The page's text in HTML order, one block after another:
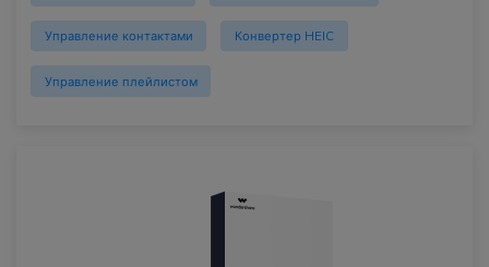
Управление контактами Конвертер HEIC
Управление плейлистом